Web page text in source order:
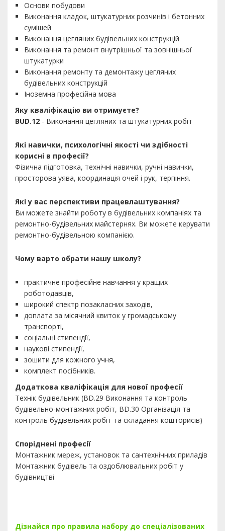
Основи побудови
Виконання кладок, штукатурних розчинів і бетонних
сумішей
Виконання цегляних будівельних конструкцій
Виконання та ремонт внутрішньої та зовнішньої
штукатурки
Виконання ремонту та демонтажу цегляних
будівельних конструкцій
Іноземна професійна мова
Яку кваліфікацію ви отримуєте?
BUD.12 - Виконання цегляних та штукатурних робіт
Які навички, психологічні якості чи здібності
корисні в професії?
Фізична підготовка, технічні навички, ручні навички,
просторова уява, координація очей і рук, терпіння.
Які у вас перспективи працевлаштування?
Ви можете знайти роботу в будівельних компаніях та
ремонтно-будівельних майстернях. Ви можете керувати
ремонтно-будівельною компанією.
Чому варто обрати нашу школу?
практичне професійне навчання у кращих
роботодавців,
широкий спектр позакласних заходів,
доплата за місячний квиток у громадському
транспорті,
соціальні стипендії,
наукові стипендії,
зошити для кожного учня,
комплект посібників.
Додаткова кваліфікація для нової професії
Технік будівельник (BD.29 Виконання та контроль
будівельно-монтажних робіт, BD.30 Організація та
контроль будівельних робіт та складання кошторисів)
Споріднені професії
Монтажник мереж, установок та сантехнічних приладів
Монтажник будівель та оздоблювальних робіт у
будівництві
Дізнайся про правила набору до спеціалізованих